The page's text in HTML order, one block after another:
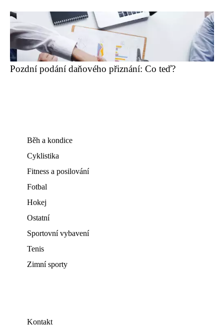
Pozdní podání daňového přiznání: Co teď?
Běh a kondice
Cyklistika
Fitness a posilování
Fotbal
Hokej
Ostatní
Sportovní vybavení
Tenis
Zimní sporty
Kontakt